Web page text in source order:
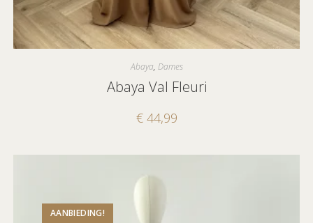
Abaya, Dames
Abaya Val Fleuri
€44,99
AANBIEDING!